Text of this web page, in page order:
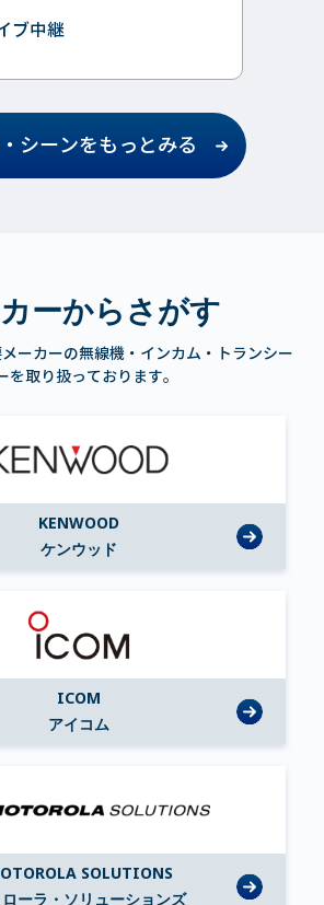
ブ中継
シーンをもっとみる
ーからさがす
ーカーの無線機・インカム・トランシー
を取り扱っております。
KENWOOD
ケンウッド
ICOM
アイコム
SOLUTIONS
ーラ・ソリューションズ